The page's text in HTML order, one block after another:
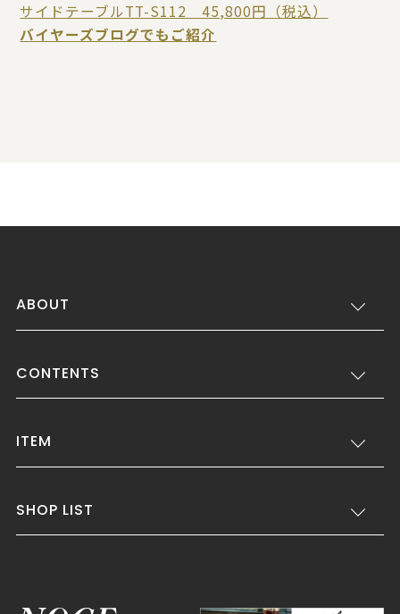
サイドテーブルTT-S112 45,800円（税込）
バイヤーズブログでもご紹介
ABOUT
CONTENTS
ITEM
SHOP LIST